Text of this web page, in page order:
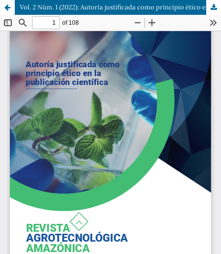
Vol. 2 Núm. 1 (2022): Autoría justificada como principio ético en la publicación científica